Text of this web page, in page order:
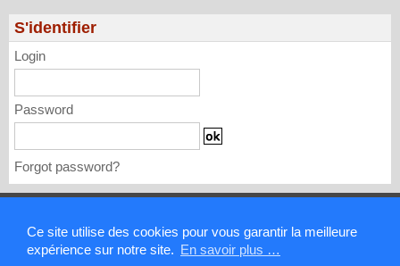
Ce site utilise des cookies pour vous garantir la meilleure
expérience sur notre site. En savoir plus …
4 US/EASTERN PACIFIC: 07E(GENEVIEVE)
nicely depicted by SAR//01@1000 UTC
08/01/2026
S'identifier
Login
Password
Forgot password?
Contact